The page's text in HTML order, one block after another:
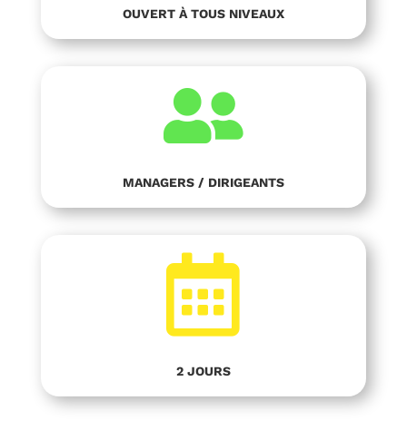
OUVERT À TOUS NIVEAUX

MANAGERS / DIRIGEANTS

2 JOURS